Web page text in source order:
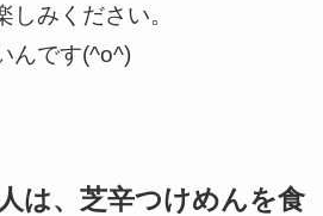
しみください。
んです(^o^)
は、芝辛つけめんを食